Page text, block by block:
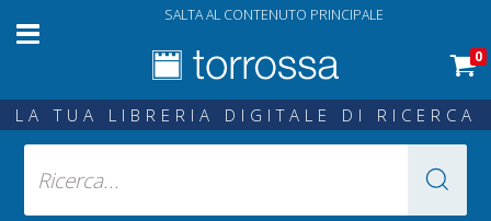
SALTA AL CONTENUTO PRINCIPALE
0
LA TUA LIBRERIA DIGITALE DI RICERCA